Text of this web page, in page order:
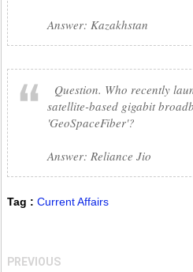
Answer: Kazakhstan
Question. Who recently
satellite-based gigabit
'GeoSpaceFiber'?
Answer: Reliance Jio
Tag : Current Affairs
PREVIOUS